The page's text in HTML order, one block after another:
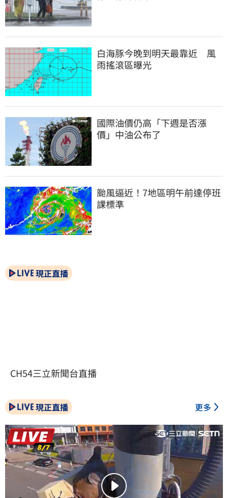
白海豚今晚到明天最靠近　風
雨搖滾區曝光
國際油價仍高「下週是否漲
價」中油公布了
颱風逼近！7地區明午前達停班
課標準
現正直播
CH54三立新聞台直播
現正直播 更多